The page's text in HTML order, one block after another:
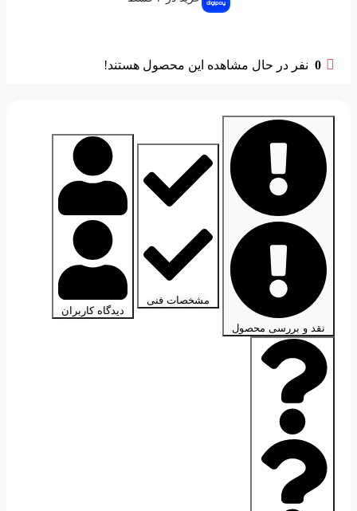
0 نفر در حال مشاهده این محصول هستند!
نقد و بررسی محصول
مشخصات فنی
دیدگاه کاربران